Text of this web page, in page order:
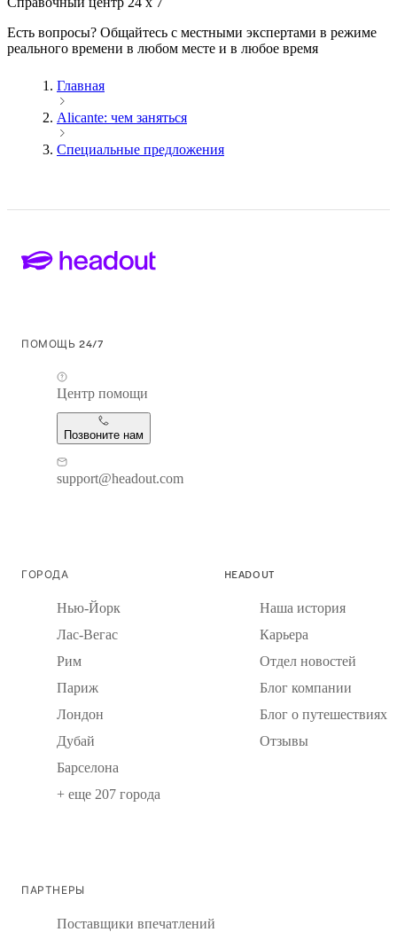
Есть вопросы? Общайтесь с местными экспертами в режиме
реального времени в любом месте и в любое время
Главная
Alicante: чем заняться
Специальные предложения
ПОМОЩЬ 24/7
Центр помощи
Позвоните нам
support@headout.com
ГОРОДА
Нью-Йорк
Лас-Вегас
Рим
Париж
Лондон
Дубай
Барселона
+ еще 207 города
HEADOUT
Наша история
Карьера
Отдел новостей
Блог компании
Блог о путешествиях
Отзывы
ПАРТНЕРЫ
Поставщики впечатлений